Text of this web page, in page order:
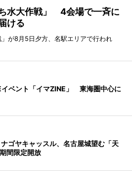
水大作戦」 4会場で一斉に
ける
」が8月5日夕方、名駅エリアで行われ
イベント「イマZINE」 東海圏中心に
ゴヤキャッスル、名古屋城望む「天
間限定開放